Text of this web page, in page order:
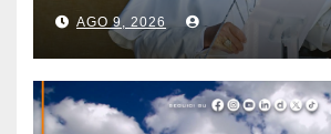
AGO 9, 2026